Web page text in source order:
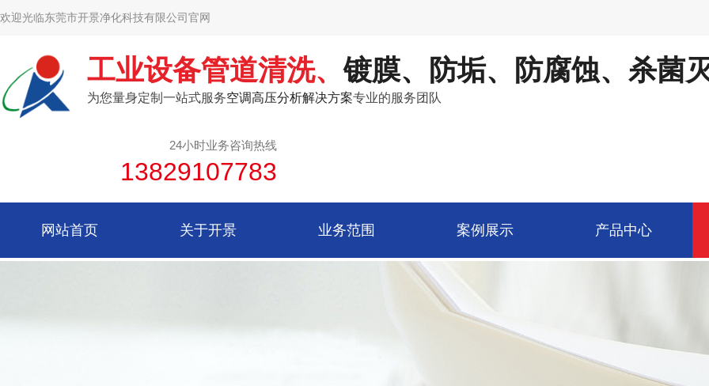
欢迎光临东莞市开景净化科技有限公司官网
工业设备管道清洗、镀膜、防垢、防腐蚀、杀菌
为您量身定制一站式服务空调高压分析解决方案专业的服务团队
24小时业务咨询热线
13829107783
网站首页 关于开景 业务范围 案例展示 产品中心